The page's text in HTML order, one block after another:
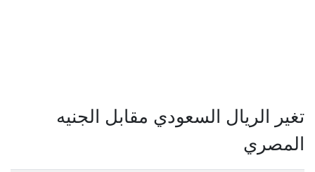
تغير الريال السعودي مقابل الجنيه
المصري